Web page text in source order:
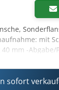
mit
mm -Abgabe/
sofort